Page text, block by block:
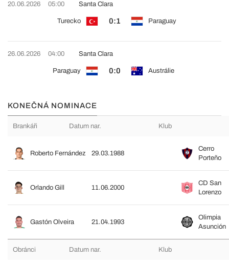
20.06.2026 05:00
Turecko 0:1 Paraguay
Santa Clara
26.06.2026 04:00
Paraguay 0:0 Austrálie
Santa Clara
KONEČNÁ NOMINACE
Brankáři Datum nar. Klub
Roberto Fernández 29.03.1988
Cerro
Porteño
Orlando Gill 11.06.2000
CD San
Lorenzo
Gastón Olveira 21.04.1993
Olimpia
Asunción
Obránci Datum nar. Klub